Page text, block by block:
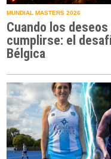
MUNDIAL MASTERS 2026
Cuando los
cumplirse: el
Bélgica